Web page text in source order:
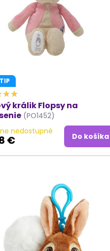
králik Flopsy na
(PO1452)
nedostupné
€ Do košíka